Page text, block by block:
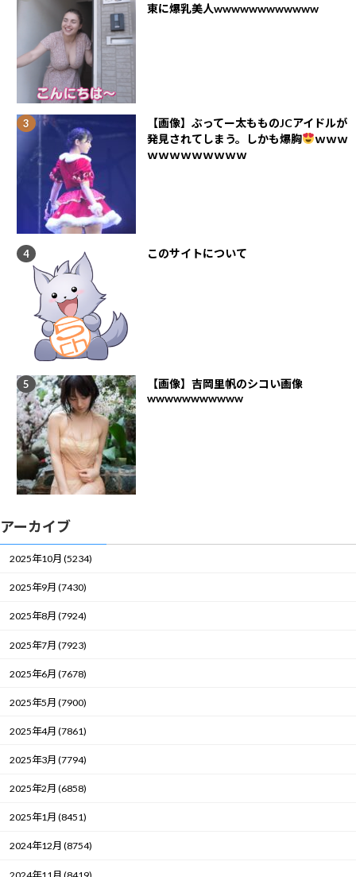
東に爆乳美人wwwwwwwwwwww
【画像】ぶってー太もものJCアイドルが
発見されてしまう。しかも爆胸
ｗｗｗ
ｗｗｗｗｗｗｗｗｗ
このサイトについて
【画像】吉岡里帆のシコい画像
wwwwwwwwwww
アーカイブ
2025年10月 (5234)
2025年9月 (7430)
2025年8月 (7924)
2025年7月 (7923)
2025年6月 (7678)
2025年5月 (7900)
2025年4月 (7861)
2025年3月 (7794)
2025年2月 (6858)
2025年1月 (8451)
2024年12月 (8754)